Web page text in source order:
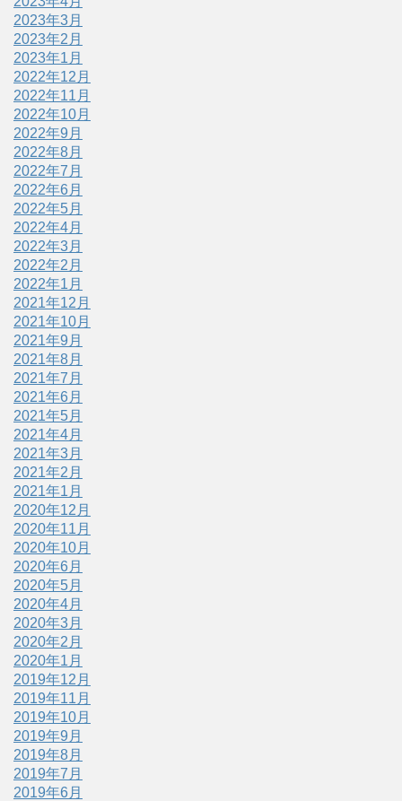
2023年3月
2023年2月
2023年1月
2022年12月
2022年11月
2022年10月
2022年9月
2022年8月
2022年7月
2022年6月
2022年5月
2022年4月
2022年3月
2022年2月
2022年1月
2021年12月
2021年10月
2021年9月
2021年8月
2021年7月
2021年6月
2021年5月
2021年4月
2021年3月
2021年2月
2021年1月
2020年12月
2020年11月
2020年10月
2020年6月
2020年5月
2020年4月
2020年3月
2020年2月
2020年1月
2019年12月
2019年11月
2019年10月
2019年9月
2019年8月
2019年7月
2019年6月